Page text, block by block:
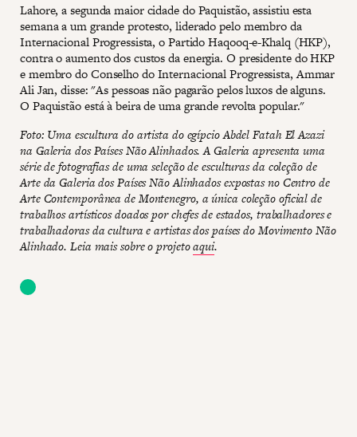
Lahore, a segunda maior cidade do Paquistão, assistiu esta
semana a um grande protesto, liderado pelo membro da
Internacional Progressista, o Partido Haqooq-e-Khalq (HKP),
contra o aumento dos custos da energia. O presidente do HKP
e membro do Conselho do Internacional Progressista, Ammar
Ali Jan, disse: "As pessoas não pagarão pelos luxos de alguns.
O Paquistão está à beira de uma grande revolta popular."
Foto: Uma escultura do artista do egípcio Abdel Fatah El Azazi
na Galeria dos Países Não Alinhados. A Galeria apresenta uma
série de fotografias de uma seleção de esculturas da coleção de
Arte da Galeria dos Países Não Alinhados expostas no Centro de
Arte Contemporânea de Montenegro, a única coleção oficial de
trabalhos artísticos doados por chefes de estados, trabalhadores e
trabalhadoras da cultura e artistas dos países do Movimento Não
Alinhado. Leia mais sobre o projetoaqui.